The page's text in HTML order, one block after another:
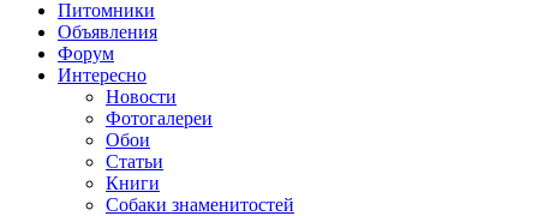
Питомники
Объявления
Форум
Интересно
Новости
Фотогалереи
Обои
Статьи
Книги
Собаки знаменитостей